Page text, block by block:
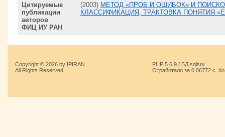
Цитируемые
публикации
авторов
ФИЦ ИУ РАН
(2003) МЕТОД «ПРОБ И ОШИБОК» И
КЛАССИФИКАЦИЯ, ТРАКТОВКА ПОНЯТИЯ
Copyright © 2026 by IPIRAN.
All Rights Reserved.
PHP 5.6.9 / БД sqlsrv
Отработало за 0.06772 с.